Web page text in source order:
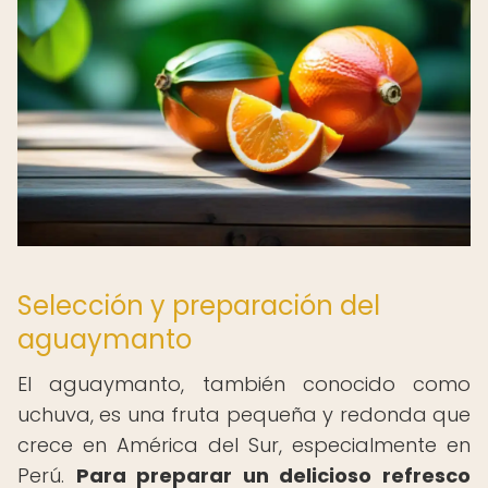
Selección y preparación del
aguaymanto
El aguaymanto, también conocido como
uchuva, es una fruta pequeña y redonda que
crece en América del Sur, especialmente en
Perú. Para preparar un delicioso refresco